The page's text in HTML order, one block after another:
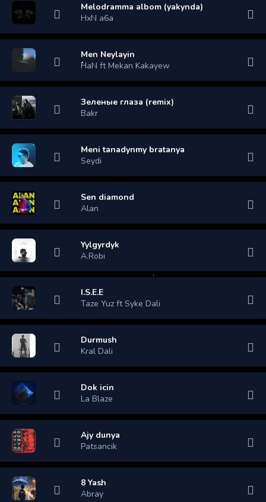
Melodramma albom (yakynda)
HxN a6a
Men Neylayin
HaN ft Mekan Kakayew
Зеленые глаза (remix)
Bakr
Meni tanadynmy bratanya
Seydi
Sen diamond
Alan
Yylgyrdyk
A.Robi
I.S.E.E
Taze Yuz ft Syke Dali
Durmush
Kral Dali
Dok icin
La Blaze
Ajy dunya
Patsancik
8 Yash
Abray